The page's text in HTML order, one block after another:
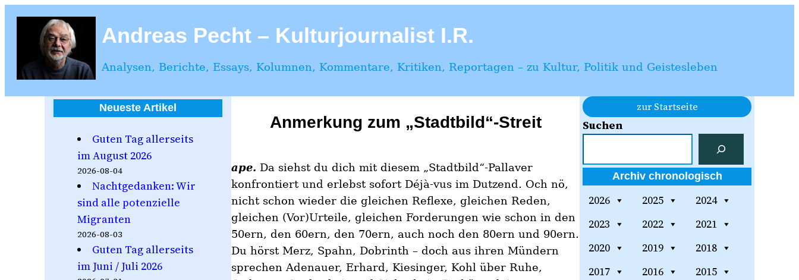
springen
Andreas Pecht – Kulturjournalist I.R.
Analysen, Berichte, Essays, Kolumnen, Kommentare, Kritiken, Reportagen – zu Kultur, Politik und Geistesleben
Neueste Artikel
Guten Tag allerseits
im August 2026
2026-08-04
Nachtgedanken: Wir
sind alle potenzielle
Migranten
2026-08-03
Guten Tag allerseits
im Juni / Juli 2026
Anmerkung zum „Stadtbild“-Streit
ape. Da siehst du dich mit diesem „Stadtbild“-Pallaver
konfrontiert und erlebst sofort Déjà-vus im Dutzend. Och nö,
nicht schon wieder die gleichen Reflexe, gleichen Reden,
gleichen (Vor)Urteile, gleichen Forderungen wie schon in den
50ern, den 60ern, den 70ern, auch noch den 80ern und 90ern.
Du hörst Merz, Spahn, Dobrinth – doch aus ihren Mündern
sprechen Adenauer, Erhard, Kiesinger, Kohl über Ruhe,
zur Startseite
Suchen
Archiv chronologisch
2026 2025
2024
2023
2022
2021
2020
2019
2018
2017
2016
2015